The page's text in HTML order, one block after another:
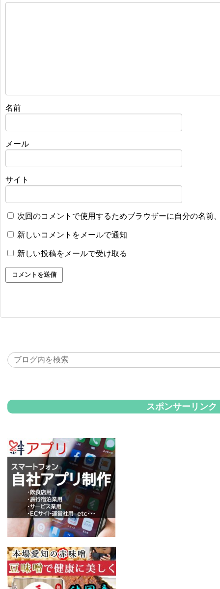
名前
メール
サイト
次回のコメントで使用するためブラウザーに自分の名前
新しいコメントをメールで通知
新しい投稿をメールで受け取る
スポンサーリンク